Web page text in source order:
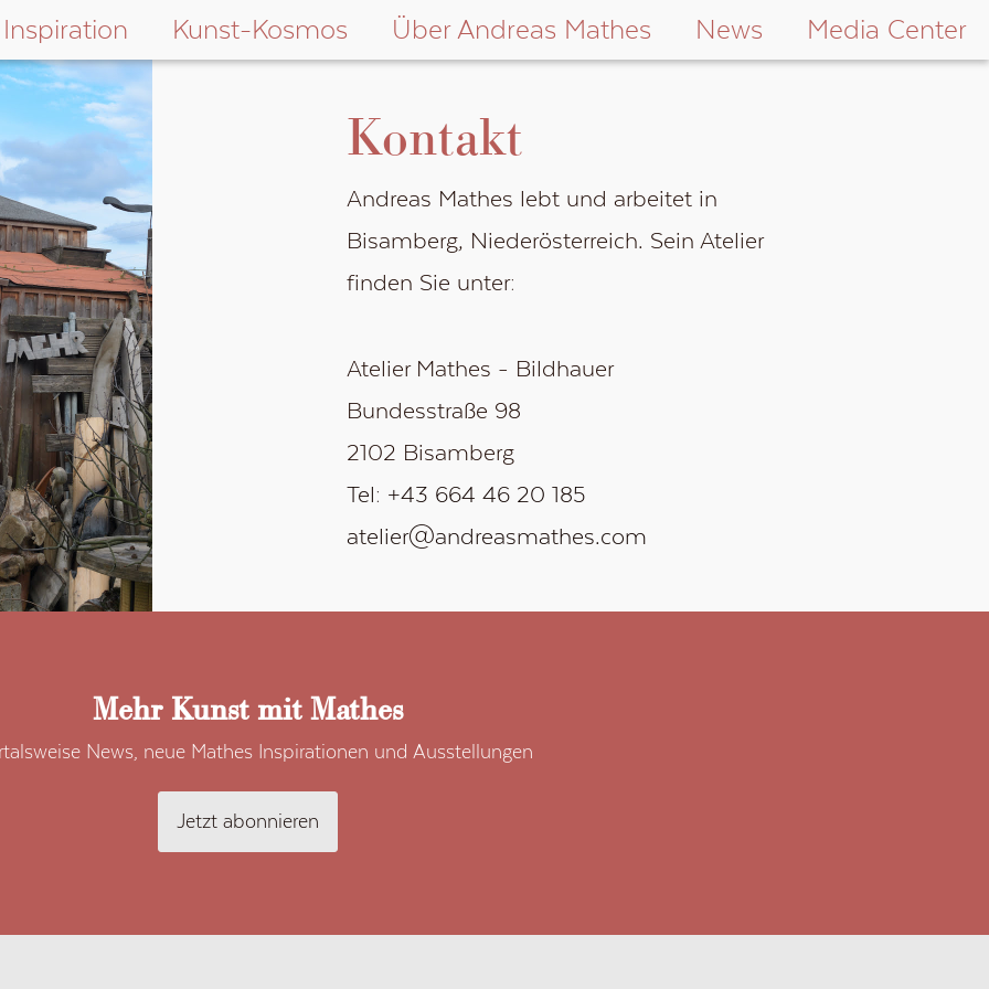
Inspiration Kunst-Kosmos Über Andreas Mathes News Media Center
Kontakt
Andreas Mathes lebt und arbeitet in
Bisamberg, Niederösterreich. Sein Atelier
finden Sie unter:
Atelier Mathes - Bildhauer
Bundesstraße 98
2102 Bisamberg
Tel: +43 664 46 20 185
atelier@andreasmathes.com
Mehr Kunst mit Mathes
News, neue Mathes Inspirationen und Ausstellungen
Jetzt abonnieren